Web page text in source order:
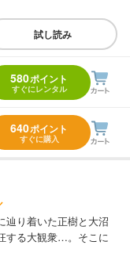
試し読み
580ポイント
すぐにレンタル
640ポイント
すぐに購入
辿り着いた正樹と大沼
する大観衆…。そこに